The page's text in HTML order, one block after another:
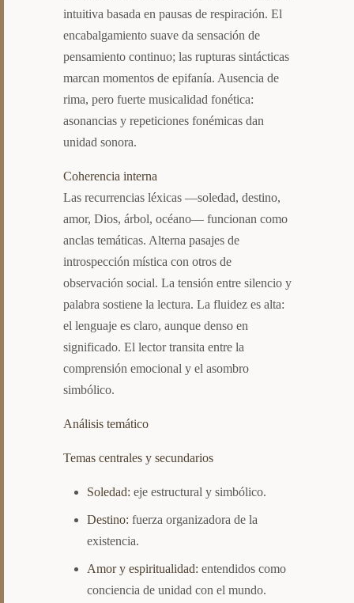
intuitiva basada en pausas de respiración. El
encabalgamiento suave da sensación de
pensamiento continuo; las rupturas sintácticas
marcan momentos de epifanía. Ausencia de
rima, pero fuerte musicalidad fonética:
asonancias y repeticiones fonémicas dan
unidad sonora.
Coherencia interna
Las recurrencias léxicas —soledad, destino,
amor, Dios, árbol, océano— funcionan como
anclas temáticas. Alterna pasajes de
introspección mística con otros de
observación social. La tensión entre silencio y
palabra sostiene la lectura. La fluidez es alta:
el lenguaje es claro, aunque denso en
significado. El lector transita entre la
comprensión emocional y el asombro
simbólico.
Análisis temático
Temas centrales y secundarios
Soledad: eje estructural y simbólico.
Destino: fuerza organizadora de la
existencia.
Amor y espiritualidad: entendidos como
conciencia de unidad con el mundo.